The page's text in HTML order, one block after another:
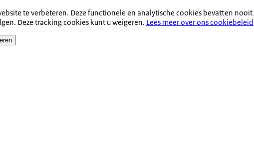
te verbeteren. Deze functionele en analytische cookies bevatten
Deze tracking cookies kunt u weigeren. Lees meer over ons cookiebeleid